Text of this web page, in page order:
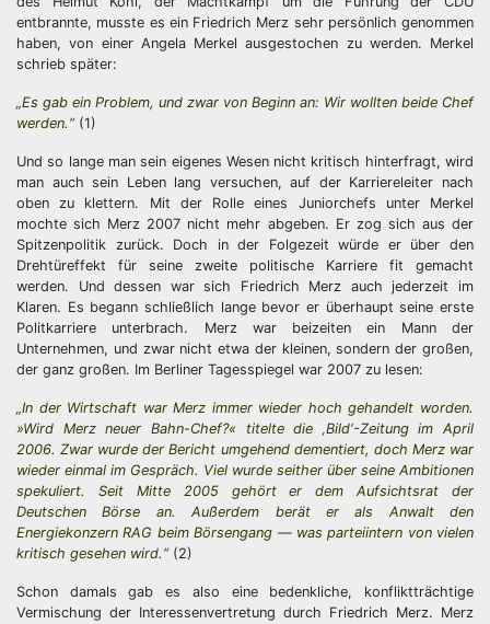
entbrannte, musste es ein Friedrich Merz sehr persönlich genommen
haben, von einer Angela Merkel ausgestochen zu werden. Merkel
schrieb später:
„Es gab ein Problem, und zwar von Beginn an: Wir wollten beide Chef
werden.“(1)
Und so lange man sein eigenes Wesen nicht kritisch hinterfragt, wird
man auch sein Leben lang versuchen, auf der Karriereleiter nach
oben zu klettern. Mit der Rolle eines Juniorchefs unter Merkel
mochte sich Merz 2007 nicht mehr abgeben. Er zog sich aus der
Spitzenpolitik zurück. Doch in der Folgezeit würde er über den
Drehtüreffekt für seine zweite politische Karriere fit gemacht
werden. Und dessen war sich Friedrich Merz auch jederzeit im
Klaren. Es begann schließlich lange bevor er überhaupt seine erste
Politkarriere unterbrach. Merz war beizeiten ein Mann der
Unternehmen, und zwar nicht etwa der kleinen, sondern der großen,
der ganz großen. Im Berliner Tagesspiegel war 2007 zu lesen:
„In der Wirtschaft war Merz immer wieder hoch gehandelt worden.
»Wird Merz neuer Bahn-Chef?« titelte die ‚Bild‘-Zeitung im April
2006. Zwar wurde der Bericht umgehend dementiert, doch Merz war
wieder einmal im Gespräch. Viel wurde seither über seine Ambitionen
spekuliert. Seit Mitte 2005 gehört er dem Aufsichtsrat der
Deutschen Börse an. Außerdem berät er als Anwalt den
Energiekonzern RAG beim Börsengang — was parteiintern von vielen
kritisch gesehen wird.“(2)
Schon damals gab es also eine bedenkliche, konfliktträchtige
Vermischung der Interessenvertretung durch Friedrich Merz. Merz